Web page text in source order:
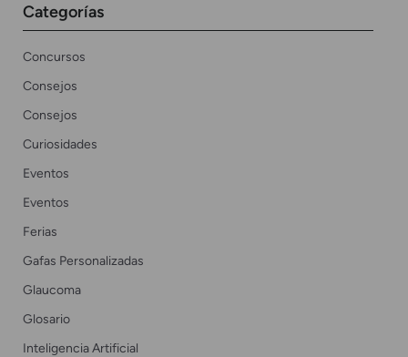
Categorías
Concursos
Consejos
Consejos
Curiosidades
Eventos
Eventos
Ferias
Gafas Personalizadas
Glaucoma
Glosario
Inteligencia Artificial